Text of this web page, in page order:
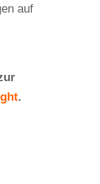
auf
.